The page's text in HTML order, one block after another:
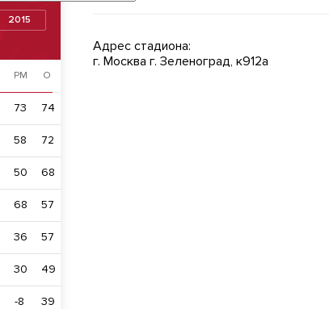
2015
РМ О
73 74
58 72
50 68
68 57
36 57
30 49
-8 39
Адрес стадиона:
г. Москва г. Зеленоград, к912а